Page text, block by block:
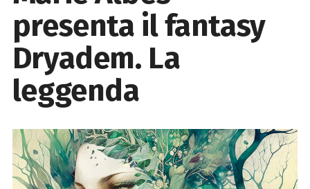
presenta il fantasy
Dryadem. La
leggenda